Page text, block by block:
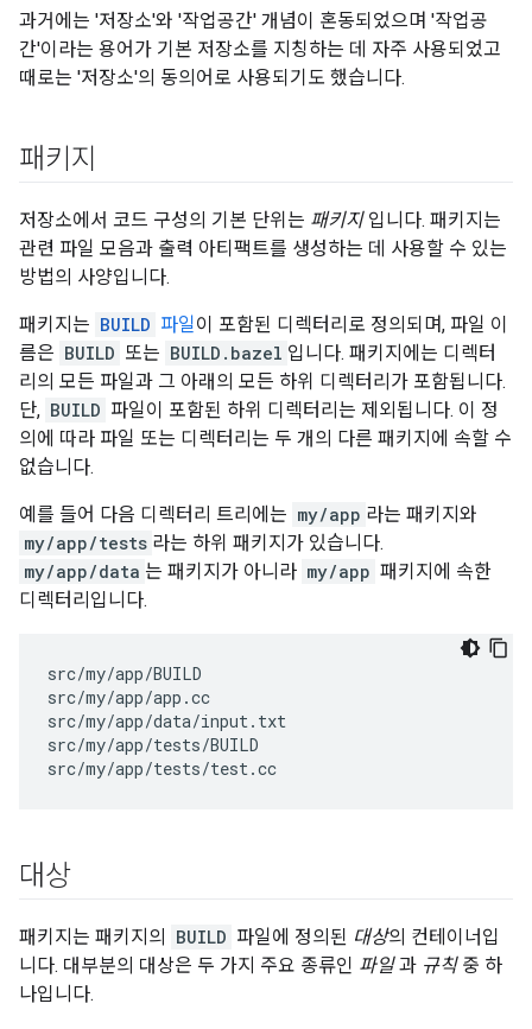
과거에는 '저장소'와 '작업공간' 개념이 혼동되었으며 '작업공
간'이라는 용어가 기본 저장소를 지칭하는 데 자주 사용되었고
때로는 '저장소'의 동의어로 사용되기도 했습니다.
패키지
저장소에서 코드 구성의 기본 단위는 패키지입니다. 패키지는
관련 파일 모음과 출력 아티팩트를 생성하는 데 사용할 수 있는
방법의 사양입니다.
패키지는 BUILD 파일이 포함된 디렉터리로 정의되며, 파일 이
름은 BUILD 또는 BUILD.bazel 입니다. 패키지에는 디렉터
리의 모든 파일과 그 아래의 모든 하위 디렉터리가 포함됩니다.
단, BUILD 파일이 포함된 하위 디렉터리는 제외됩니다. 이 정
의에 따라 파일 또는 디렉터리는 두 개의 다른 패키지에 속할 수
없습니다.
예를 들어 다음 디렉터리 트리에는 my/app 라는 패키지와
my/app/tests 라는 하위 패키지가 있습니다.
my/app/data 는 패키지가 아니라 my/app 패키지에 속한
디렉터리입니다.
src/my/app/BUILD
src/my/app/app.cc
src/my/app/data/input.txt
src/my/app/tests/BUILD
대상
패키지는 패키지의 BUILD 파일에 정의된 대상의 컨테이너입
니다. 대부분의 대상은 두 가지 주요 종류인 파일과 규칙중 하
나입니다.